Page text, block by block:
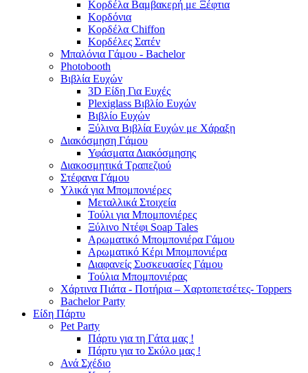
Κορδέλα Βαμβακερή με Ξέφτια
Κορδόνια
Κορδέλα Chiffon
Κορδέλες Σατέν
Μπαλόνια Γάμου - Bachelor
Photobooth
Βιβλία Ευχών
3D Είδη Για Ευχές
Plexiglass Βιβλίο Ευχών
Βιβλίο Ευχών
Ξύλινα Βιβλία Ευχών με Χάραξη
Διακόσμηση Γάμου
Υφάσματα Διακόσμησης
Διακοσμητικά Τραπεζιού
Στέφανα Γάμου
Υλικά για Μπομπονιέρες
Μεταλλικά Στοιχεία
Τούλι για Μπομπονιέρες
Ξύλινο Ντέφι Soap Tales
Αρωματικό Μπομπονιέρα Γάμου
Αρωματικό Κέρι Μπομπονιέρα
Διαφανείς Συσκευασίες Γάμου
Τούλια Μπομπονιέρας
Χάρτινα Πιάτα - Ποτήρια – Χαρτοπετσέτες- Toppers
Bachelor Party
Είδη Πάρτυ
Pet Party
Πάρτυ για τη Γάτα μας !
Πάρτυ για το Σκύλο μας !
Ανά Σχέδιο